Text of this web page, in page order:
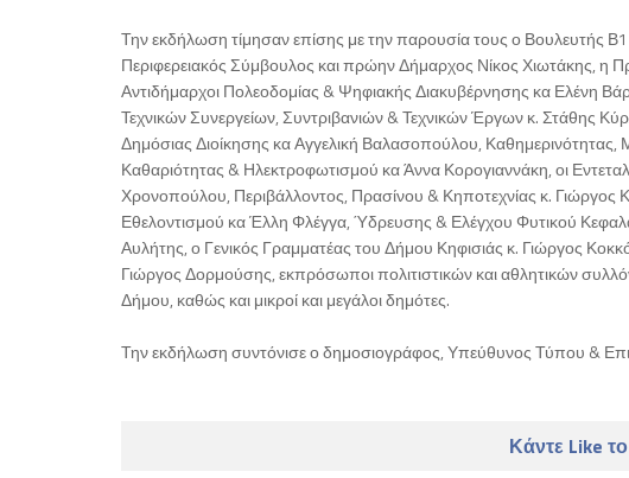
Την εκδήλωση τίμησαν επίσης με την παρουσία τους ο Βουλευτής
Περιφερειακός Σύμβουλος και πρώην Δήμαρχος Νίκος Χιωτάκης, η
Αντιδήμαρχοι Πολεοδομίας & Ψηφιακής Διακυβέρνησης κα Ελένη
Τεχνικών Συνεργείων, Συντριβανιών & Τεχνικών Έργων κ. Στάθης
Δημόσιας Διοίκησης κα Αγγελική Βαλασοπούλου,
Καθαριότητας & Ηλεκτροφωτισμού κα Άννα Κορογιαννάκη, οι
Χρονοπούλου, Περιβάλλοντος, Πρασίνου & Κηποτεχνίας κ.
Εθελοντισμού κα Έλλη Φλέγγα, Ύδρευσης & Ελέγχου Φυτικού
Αυλήτης, ο Γενικός Γραμματέας του Δήμου Κηφισιάς κ. Γιώργος
Γιώργος Δορμούσης, εκπρόσωποι πολιτιστικών και αθλητικών
Δήμου, καθώς και μικροί και μεγάλοι δημότες.
Την εκδήλωση συντόνισε ο δημοσιογράφος, Υπεύθυνος Τύπου &
Κάντε Like